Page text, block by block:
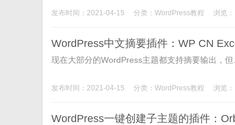
发布时间：2021-04-15 分类： WordPress教程 浏览
WordPress中文摘要插件：WP CN
现在大部分的WordPress主题都支持摘要输出，但...
发布时间：2021-04-15 分类： WordPress教程 浏览
WordPress一键创建子主题的插件：